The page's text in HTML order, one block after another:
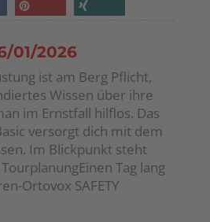
01/2026
ist am Berg Pflicht,
Wissen über ihre
im Ernstfall hilflos. Das
versorgt dich mit dem
Im Blickpunkt steht
Tag lang
Ortovox SAFETY